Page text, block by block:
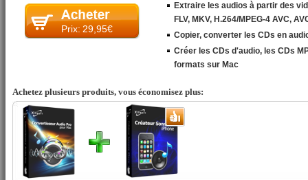
Prix: 29,95€
Extraire les audios à partir des
FLV, MKV, H.264/MPEG-4 AVC,
Copier, converter les CDs en
Créer les CDs d'audio, les CDs
formats sur Mac
Achetez plusieurs produits, vous économisez plus: